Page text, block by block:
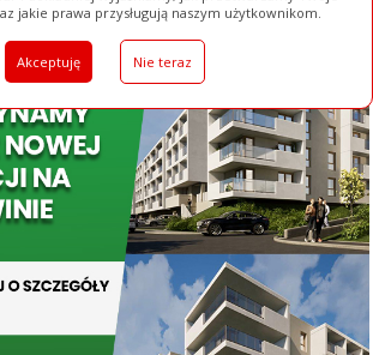
jakie prawa przysługują naszym użytkownikom.
Akceptuję Nie teraz